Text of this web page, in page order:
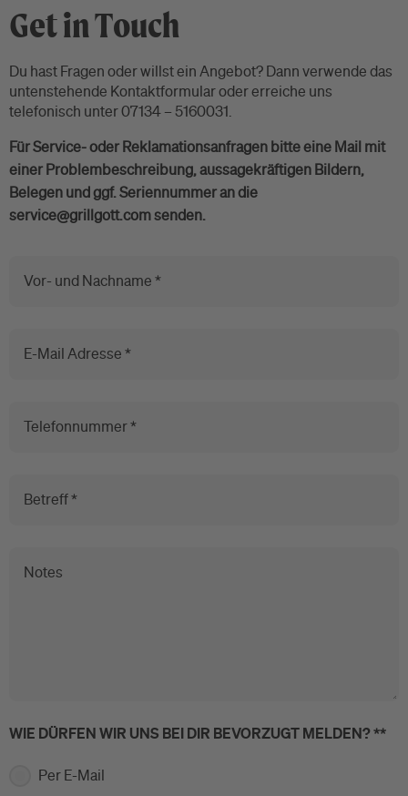
Get in Touch
Du hast Fragen oder willst ein Angebot? Dann verwende das
untenstehende Kontaktformular oder erreiche uns
telefonisch unter 07134 – 5160031.
Für Service- oder Reklamationsanfragen bitte eine Mail mit
einer Problembeschreibung, aussagekräftigen Bildern,
Belegen und ggf. Seriennummer an die
service@grillgott.com senden.
Vor- und Nachname *
E-Mail Adresse *
Telefonnummer *
Betreff *
Notes
WIE DÜRFEN WIR UNS BEI DIR BEVORZUGT MELDEN? **
Per E-Mail